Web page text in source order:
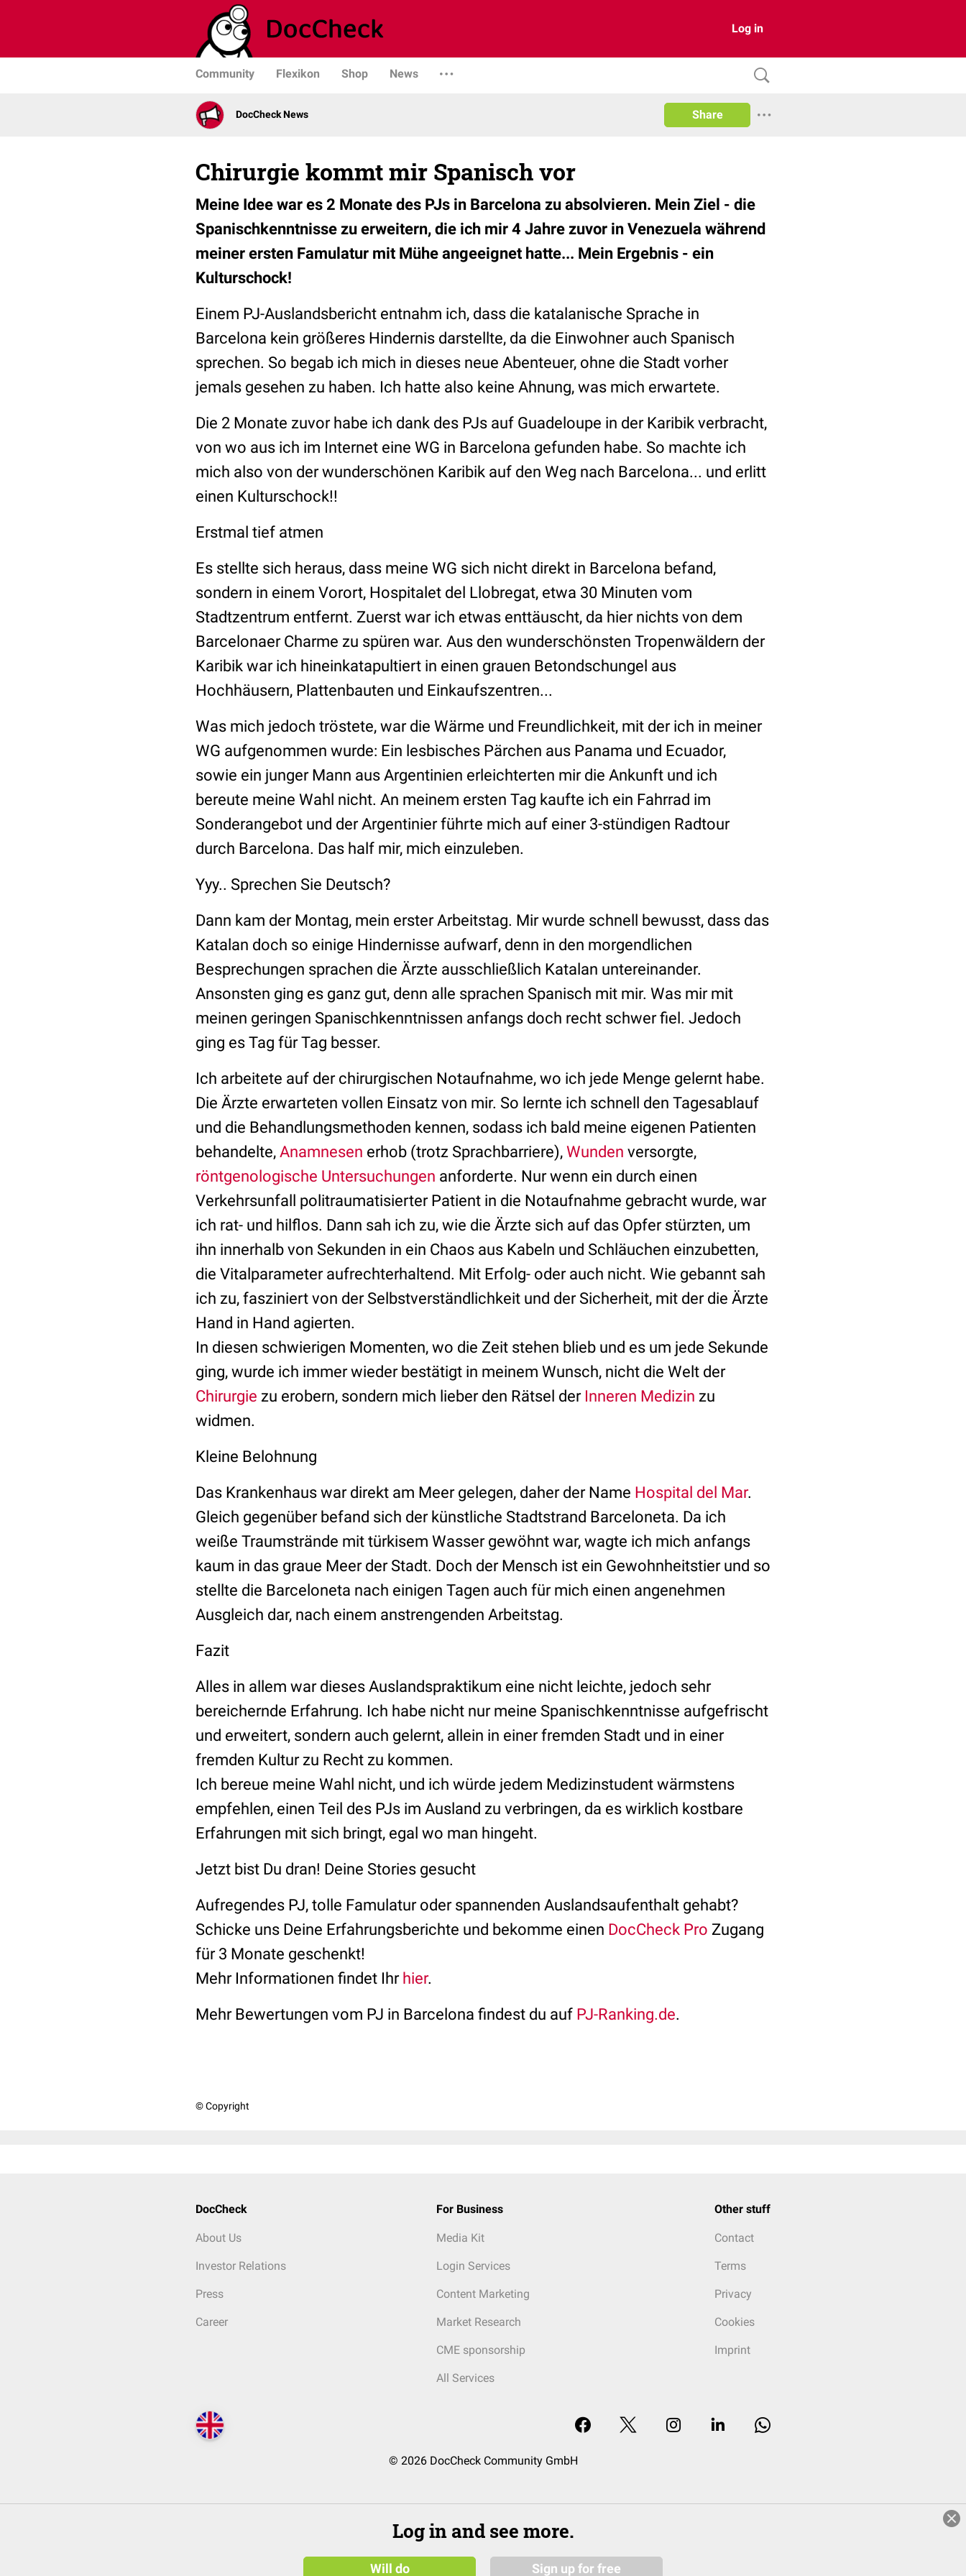
Log in
Community Flexikon Shop News
DocCheck News Share
Chirurgie kommt mir Spanisch vor
Meine Idee war es 2 Monate des PJs in Barcelona zu absolvieren. Mein Ziel - die
Spanischkenntnisse zu erweitern, die ich mir 4 Jahre zuvor in Venezuela während
meiner ersten Famulatur mit Mühe angeeignet hatte... Mein Ergebnis - ein
Kulturschock!
Einem PJ-Auslandsbericht entnahm ich, dass die katalanische Sprache in
Barcelona kein größeres Hindernis darstellte, da die Einwohner auch Spanisch
sprechen. So begab ich mich in dieses neue Abenteuer, ohne die Stadt vorher
jemals gesehen zu haben. Ich hatte also keine Ahnung, was mich erwartete.
Die 2 Monate zuvor habe ich dank des PJs auf Guadeloupe in der Karibik verbracht,
von wo aus ich im Internet eine WG in Barcelona gefunden habe. So machte ich
mich also von der wunderschönen Karibik auf den Weg nach Barcelona... und erlitt
einen Kulturschock!!
Erstmal tief atmen
Es stellte sich heraus, dass meine WG sich nicht direkt in Barcelona befand,
sondern in einem Vorort, Hospitalet del Llobregat, etwa 30 Minuten vom
Stadtzentrum entfernt. Zuerst war ich etwas enttäuscht, da hier nichts von dem
Barcelonaer Charme zu spüren war. Aus den wunderschönsten Tropenwäldern der
Karibik war ich hineinkatapultiert in einen grauen Betondschungel aus
Hochhäusern, Plattenbauten und Einkaufszentren...
Was mich jedoch tröstete, war die Wärme und Freundlichkeit, mit der ich in meiner
WG aufgenommen wurde: Ein lesbisches Pärchen aus Panama und Ecuador,
sowie ein junger Mann aus Argentinien erleichterten mir die Ankunft und ich
bereute meine Wahl nicht. An meinem ersten Tag kaufte ich ein Fahrrad im
Sonderangebot und der Argentinier führte mich auf einer 3-stündigen Radtour
durch Barcelona. Das half mir, mich einzuleben.
Yyy.. Sprechen Sie Deutsch?
Dann kam der Montag, mein erster Arbeitstag. Mir wurde schnell bewusst, dass das
Katalan doch so einige Hindernisse aufwarf, denn in den morgendlichen
Besprechungen sprachen die Ärzte ausschließlich Katalan untereinander.
Ansonsten ging es ganz gut, denn alle sprachen Spanisch mit mir. Was mir mit
meinen geringen Spanischkenntnissen anfangs doch recht schwer fiel. Jedoch
ging es Tag für Tag besser.
Ich arbeitete auf der chirurgischen Notaufnahme, wo ich jede Menge gelernt habe.
Die Ärzte erwarteten vollen Einsatz von mir. So lernte ich schnell den Tagesablauf
und die Behandlungsmethoden kennen, sodass ich bald meine eigenen Patienten
behandelte, Anamnesen erhob (trotz Sprachbarriere), Wunden versorgte,
röntgenologische Untersuchungen anforderte. Nur wenn ein durch einen
Verkehrsunfall politraumatisierter Patient in die Notaufnahme gebracht wurde, war
ich rat- und hilflos. Dann sah ich zu, wie die Ärzte sich auf das Opfer stürzten, um
ihn innerhalb von Sekunden in ein Chaos aus Kabeln und Schläuchen einzubetten,
die Vitalparameter aufrechterhaltend. Mit Erfolg- oder auch nicht. Wie gebannt sah
ich zu, fasziniert von der Selbstverständlichkeit und der Sicherheit, mit der die Ärzte
Hand in Hand agierten.
In diesen schwierigen Momenten, wo die Zeit stehen blieb und es um jede Sekunde
ging, wurde ich immer wieder bestätigt in meinem Wunsch, nicht die Welt der
Chirurgie zu erobern, sondern mich lieber den Rätsel der Inneren Medizin zu
widmen.
Kleine Belohnung
Das Krankenhaus war direkt am Meer gelegen, daher der Name Hospital del Mar.
Gleich gegenüber befand sich der künstliche Stadtstrand Barceloneta. Da ich
weiße Traumstrände mit türkisem Wasser gewöhnt war, wagte ich mich anfangs
kaum in das graue Meer der Stadt. Doch der Mensch ist ein Gewohnheitstier und so
stellte die Barceloneta nach einigen Tagen auch für mich einen angenehmen
Ausgleich dar, nach einem anstrengenden Arbeitstag.
Fazit
Alles in allem war dieses Auslandspraktikum eine nicht leichte, jedoch sehr
bereichernde Erfahrung. Ich habe nicht nur meine Spanischkenntnisse aufgefrischt
und erweitert, sondern auch gelernt, allein in einer fremden Stadt und in einer
fremden Kultur zu Recht zu kommen.
Ich bereue meine Wahl nicht, und ich würde jedem Medizinstudent wärmstens
empfehlen, einen Teil des PJs im Ausland zu verbringen, da es wirklich kostbare
Erfahrungen mit sich bringt, egal wo man hingeht.
Jetzt bist Du dran! Deine Stories gesucht
Aufregendes PJ, tolle Famulatur oder spannenden Auslandsaufenthalt gehabt?
Schicke uns Deine Erfahrungsberichte und bekomme einen DocCheck Pro Zugang
für 3 Monate geschenkt!
Mehr Informationen findet Ihr hier.
Mehr Bewertungen vom PJ in Barcelona findest du auf PJ-Ranking.de.
© Copyright
DocCheck
About Us
Investor Relations
Press
Career
For Business
Media Kit
Login Services
Content Marketing
Market Research
CME sponsorship
All Services
Other stuff
Contact
Terms
Privacy
Cookies
Imprint
© 2026 DocCheck Community GmbH
Log in and see more.
Will do Sign up for free